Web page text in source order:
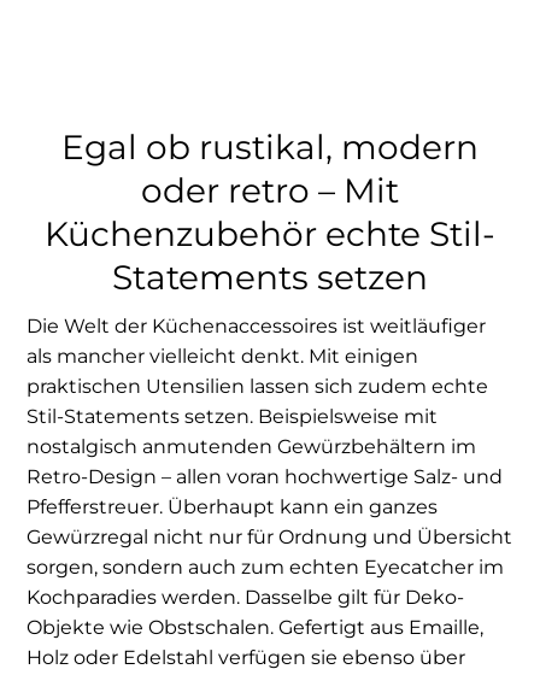
Egal ob rustikal, modern
oder retro – Mit
Küchenzubehör echte Stil-
Statements setzen
Die Welt der Küchenaccessoires ist weitläufiger
als mancher vielleicht denkt. Mit einigen
praktischen Utensilien lassen sich zudem echte
Stil-Statements setzen. Beispielsweise mit
nostalgisch anmutenden Gewürzbehältern im
Retro-Design – allen voran hochwertige Salz- und
Pfefferstreuer. Überhaupt kann ein ganzes
Gewürzregal nicht nur für Ordnung und Übersicht
sorgen, sondern auch zum echten Eyecatcher im
Kochparadies werden. Dasselbe gilt für Deko-
Objekte wie Obstschalen. Gefertigt aus Emaille,
Holz oder Edelstahl verfügen sie ebenso über